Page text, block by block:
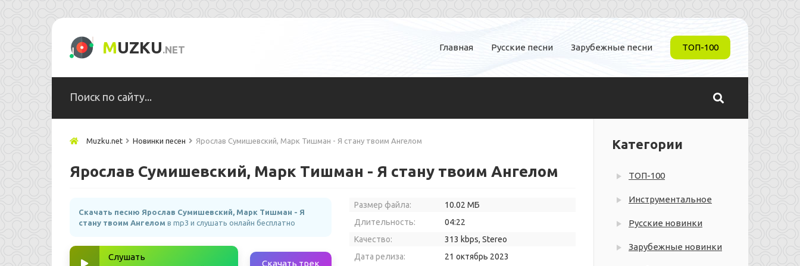
MUZKU.NET Главная Русские песни Зарубежные песни ТОП-100
Muzku.net Новинки песен Ярослав Сумишевский, Марк Тишман - Я стану твоим Ангелом
Ярослав Сумишевский, Марк Тишман - Я стану твоим Ангелом
Скачать песню Ярослав Сумишевский, Марк Тишман - Я
стану твоим Ангелом в mp3 и слушать онлайн бесплатно
Слушать
Скачать трек
Размер файла:
10.02 МБ
Длительность:
04:22
Качество:
313 kbps, Stereo
Дата релиза:
21 октябрь 2023
Категории
ТОП-100
Инструментальное
Русские новинки
Зарубежные новинки